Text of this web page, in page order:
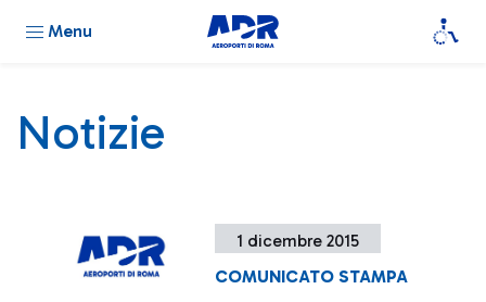
Menu
Notizie
1 dicembre 2015
COMUNICATO STAMPA